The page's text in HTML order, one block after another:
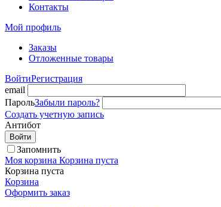
Контакты
Мой профиль
Заказы
Отложенные товары
ВойтиРегистрация
email
ПарольЗабыли пароль?
Создать учетную запись
Антибот
Войти
Запомнить
Моя корзина Корзина пуста
Корзина пуста
Корзина
Оформить заказ